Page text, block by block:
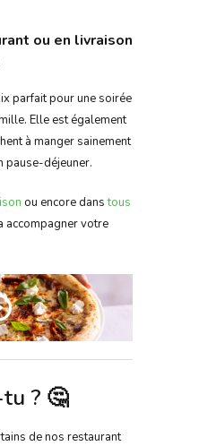
ou en livraison
parfait pour une soirée
Elle est également
à manger sainement
pause-déjeuner.
ou encore danstous
accompagner votre
? 🤔
de nos restaurant